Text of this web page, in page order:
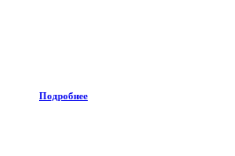
Подробнее